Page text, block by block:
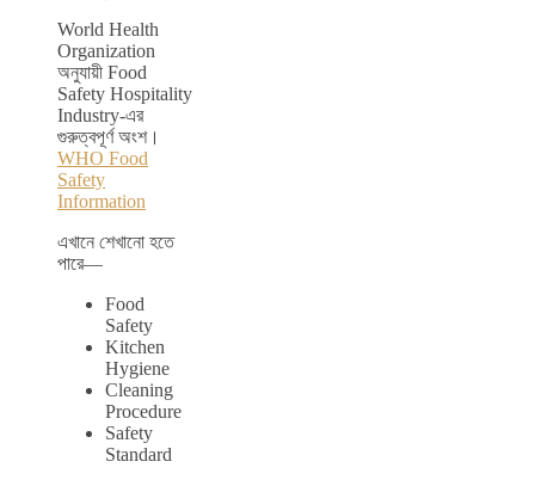
World Health
Organization
অনুযায়ী Food
Safety Hospitality
Industry-এর
গুরুত্বপূর্ণ অংশ।
WHO Food
Safety
Information
এখানে শেখানো হতে
পারে—
Food
Safety
Kitchen
Hygiene
Cleaning
Procedure
Safety
Standard